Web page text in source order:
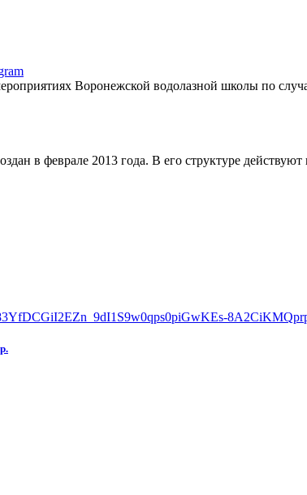
Воронежской водолазной школы по
в феврале 2013 года. В его структуре